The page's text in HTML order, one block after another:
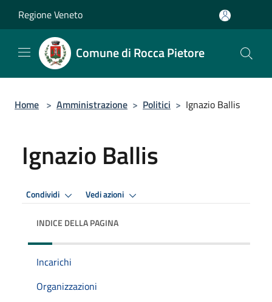
Regione Veneto
Comune di Rocca Pietore
Home > Amministrazione > Politici > Ignazio Ballis
Ignazio Ballis
Condividi Vedi azioni
INDICE DELLA PAGINA
Incarichi
Organizzazioni